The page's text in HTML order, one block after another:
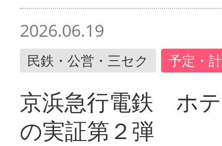
2026.06.19
民鉄・公営・三セク 予定・
京浜急行電鉄 ホ
の実証第２弾